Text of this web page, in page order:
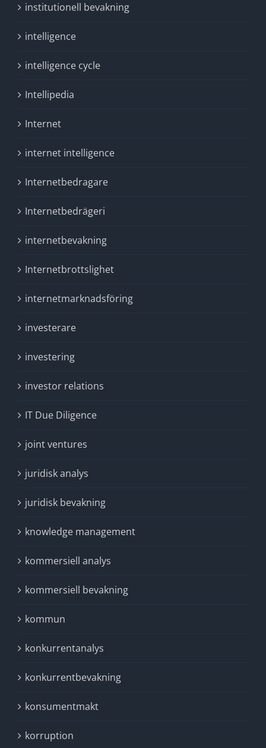
institutionell bevakning
intelligence
intelligence cycle
Intellipedia
Internet
internet intelligence
Internetbedragare
Internetbedrägeri
internetbevakning
Internetbrottslighet
internetmarknadsföring
investerare
investering
investor relations
IT Due Diligence
joint ventures
juridisk analys
juridisk bevakning
knowledge management
kommersiell analys
kommersiell bevakning
kommun
konkurrentanalys
konkurrentbevakning
konsumentmakt
korruption